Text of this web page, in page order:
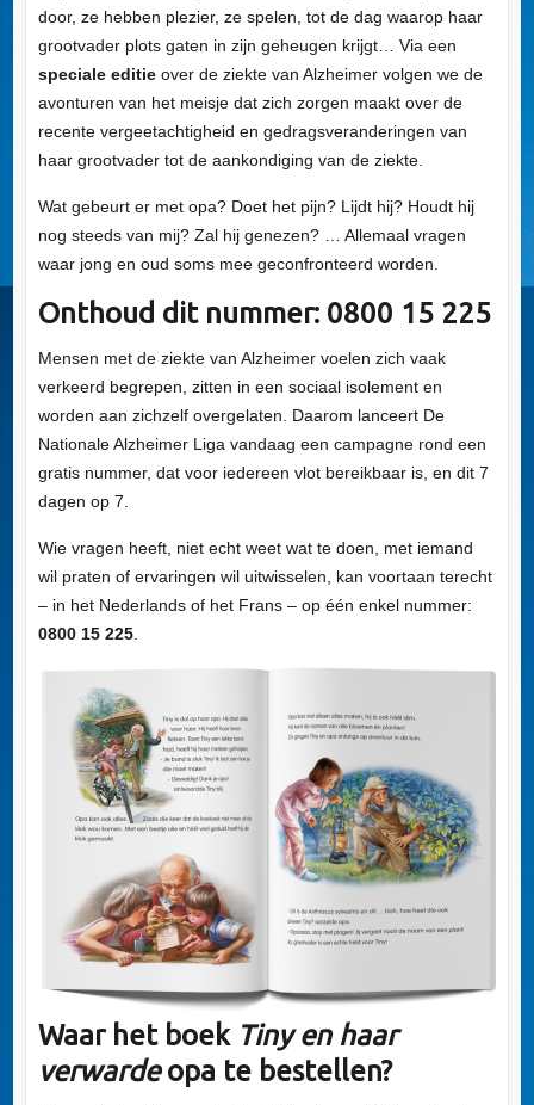
door, ze hebben plezier, ze spelen, tot de dag waarop haar
grootvader plots gaten in zijn geheugen krijgt… Via een
speciale editie over de ziekte van Alzheimer volgen we de
avonturen van het meisje dat zich zorgen maakt over de
recente vergeetachtigheid en gedragsveranderingen van
haar grootvader tot de aankondiging van de ziekte.
Wat gebeurt er met opa? Doet het pijn? Lijdt hij? Houdt hij
nog steeds van mij? Zal hij genezen? … Allemaal vragen
waar jong en oud soms mee geconfronteerd worden.
Onthoud dit nummer: 0800 15 225
Mensen met de ziekte van Alzheimer voelen zich vaak
verkeerd begrepen, zitten in een sociaal isolement en
worden aan zichzelf overgelaten. Daarom lanceert De
Nationale Alzheimer Liga vandaag een campagne rond een
gratis nummer, dat voor iedereen vlot bereikbaar is, en dit 7
dagen op 7.
Wie vragen heeft, niet echt weet wat te doen, met iemand
wil praten of ervaringen wil uitwisselen, kan voortaan terecht
– in het Nederlands of het Frans – op één enkel nummer:
0800 15 225.
Waar het boek Tiny en haar
verwardeopa te bestellen?